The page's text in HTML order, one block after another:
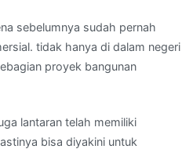
sebelumnya sudah pernah
tidak hanya di dalam negeri
proyek bangunan
lantaran telah memiliki
bisa diyakini untuk